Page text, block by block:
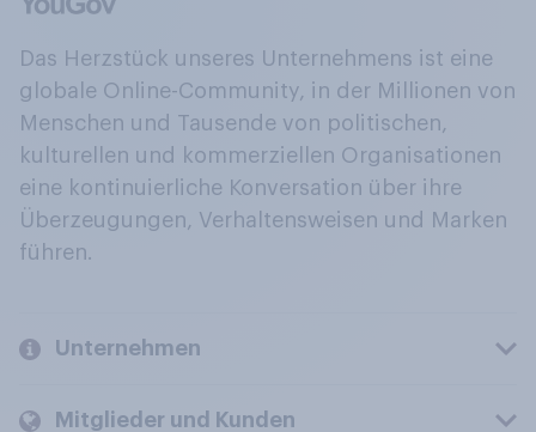
Das Herzstück unseres Unternehmens ist eine
globale Online-Community, in der Millionen von
Menschen und Tausende von politischen,
kulturellen und kommerziellen Organisationen
eine kontinuierliche Konversation über ihre
Überzeugungen, Verhaltensweisen und Marken
führen.
Unternehmen
Mitglieder und Kunden